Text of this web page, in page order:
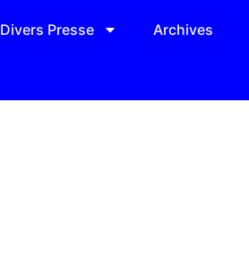
Divers Presse Archives